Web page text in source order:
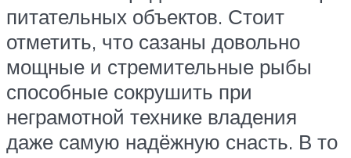
питательных объектов. Стоит
отметить, что сазаны довольно
мощные и стремительные рыбы
способные сокрушить при
неграмотной технике владения
даже самую надёжную снасть. В то